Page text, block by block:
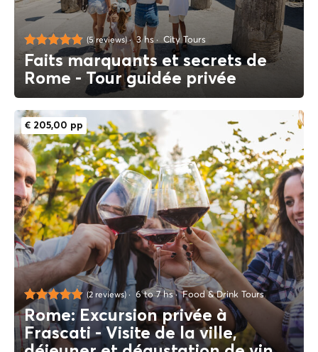
(5 reviews) 3 hs City Tours
Faits marquants et secrets de
Rome - Tour guidée privée
€ 205,00 pp
(2 reviews) 6 to 7 hs Food & Drink Tours
Rome: Excursion privée à
Frascati - Visite de la ville,